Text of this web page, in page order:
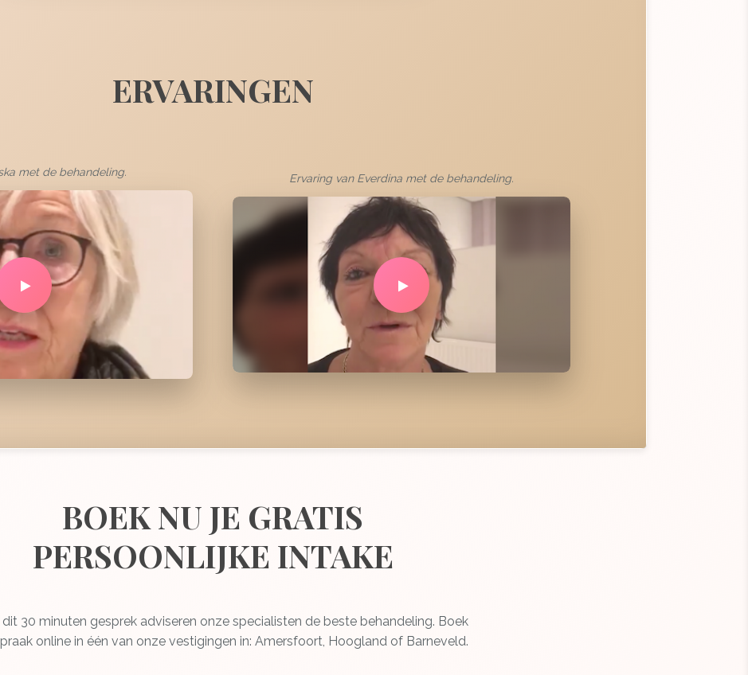
ERVARINGEN
met de behandeling. Ervaring van Everdina met de behandeling.
BOEK NU JE GRATIS
PERSOONLIJKE INTAKE
dit 30 minuten gesprek adviseren onze specialisten de beste behandeling. Boek
online in één van onze vestigingen in: Amersfoort, Hoogland of Barneveld.